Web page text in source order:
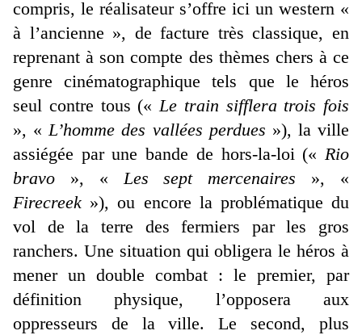
compris, le réalisateur s’offre ici un western «
à l’ancienne », de facture très classique, en
reprenant à son compte des thèmes chers à ce
genre cinématographique tels que le héros
seul contre tous («Le train sifflera trois fois
», «L’homme des vallées perdues »), la ville
assiégée par une bande de hors-la-loi (« Rio
bravo », «Les sept mercenaires », «
Firecreek »), ou encore la problématique du
vol de la terre des fermiers par les gros
ranchers. Une situation qui obligera le héros à
mener un double combat : le premier, par
définition physique, l’opposera aux
oppresseurs de la ville. Le second, plus